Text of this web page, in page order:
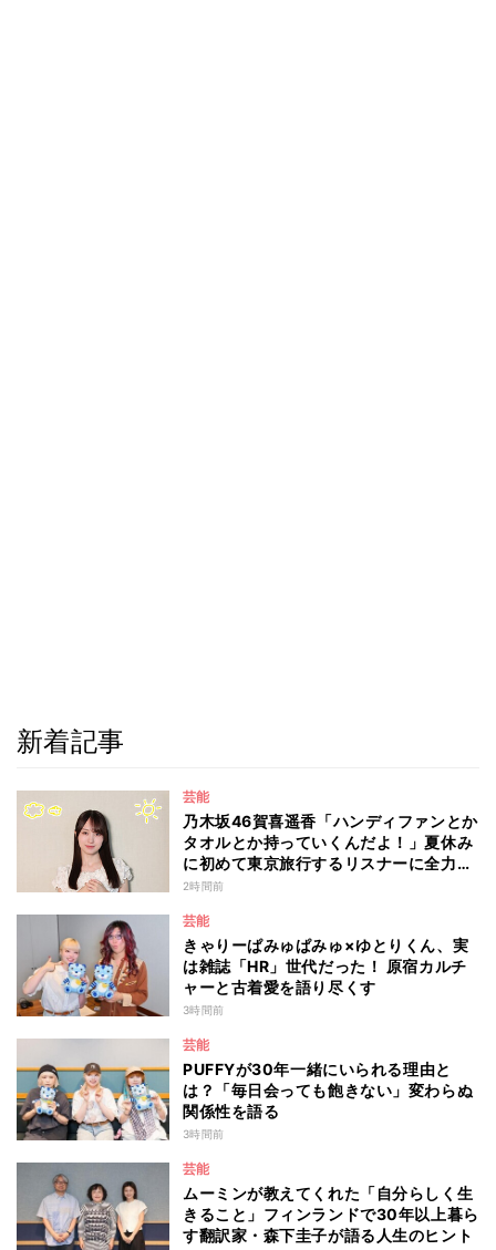
新着記事
芸能
乃木坂46賀喜遥香「ハンディファンとか
タオルとか持っていくんだよ！」夏休み
に初めて東京旅行するリスナーに全力ア
ドバイス！
2時間前
芸能
きゃりーぱみゅぱみゅ×ゆとりくん、実
は雑誌「HR」世代だった！ 原宿カルチ
ャーと古着愛を語り尽くす
3時間前
芸能
PUFFYが30年一緒にいられる理由と
は？「毎日会っても飽きない」変わらぬ
関係性を語る
3時間前
芸能
ムーミンが教えてくれた「自分らしく生
きること」フィンランドで30年以上暮ら
す翻訳家・森下圭子が語る人生のヒント